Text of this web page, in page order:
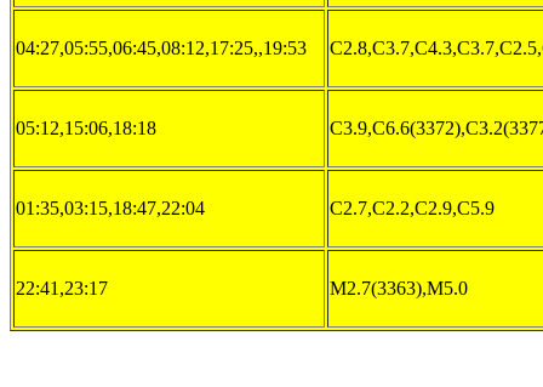
04:27,05:55,06:45,08:12,17:25,,19:53
05:12,15:06,18:18
01:35,03:15,18:47,22:04 C2.7,C2.2,C2.9,C5.9
22:41,23:17 M2.7(3363),M5.0